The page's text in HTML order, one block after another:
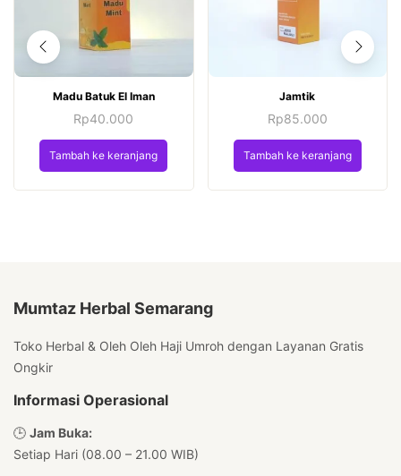
Madu Batuk El Iman
Rp40.000
Tambah ke keranjang
Jamtik
Rp85.000
Tambah ke keranjang
Mumtaz Herbal Semarang
Toko Herbal & Oleh Oleh Haji Umroh dengan Layanan Gratis
Ongkir
Informasi Operasional
🕒 Jam Buka:
Setiap Hari (08.00 – 21.00 WIB)